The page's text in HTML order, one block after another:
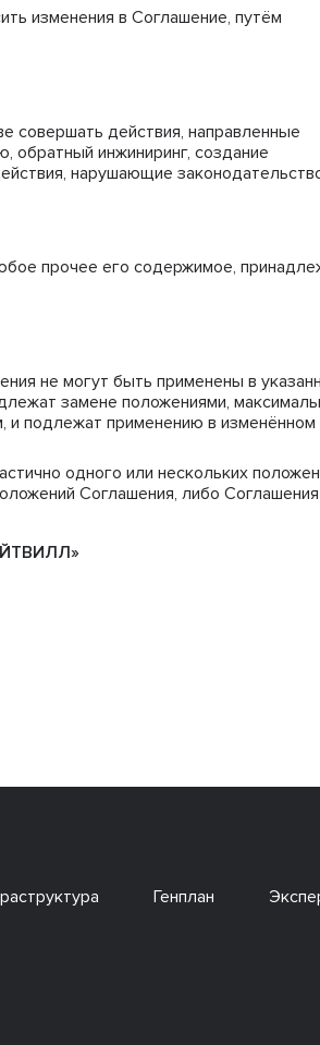
изменения в Соглашение, путём
совершать действия, направленные
обратный инжиниринг, создание
нарушающие
прочее его содержимое,
не могут быть применены в
замене положениями,
подлежат применению в изменённом
одного или нескольких
Соглашения, либо Соглашения
Генплан